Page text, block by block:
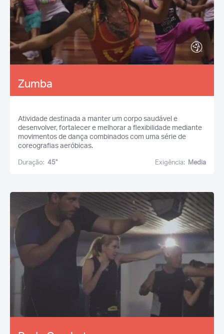
Zumba
Atividade destinada a manter um corpo saudável e
desenvolver, fortalecer e melhorar a flexibilidade mediante
movimentos de dança combinados com uma série de
coreografias aeróbicas.
Duração: 45'' Exigência: Media